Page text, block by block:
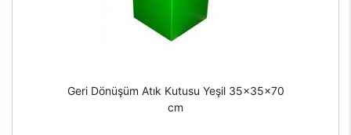
Geri Dönüşüm Atık Kutusu Yeşil 35x35x70
cm